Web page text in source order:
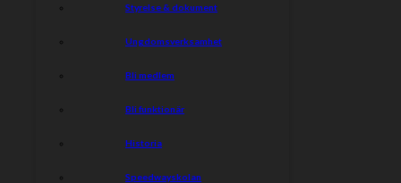
Styrelse & dokument
Ungdomsverksamhet
Bli medlem
Bli funktionär
Historia
Speedwayskolan